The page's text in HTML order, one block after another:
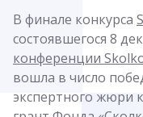
В финале конкурса
состоявшегося 8
конференции
вошла в число
экспертного жюри